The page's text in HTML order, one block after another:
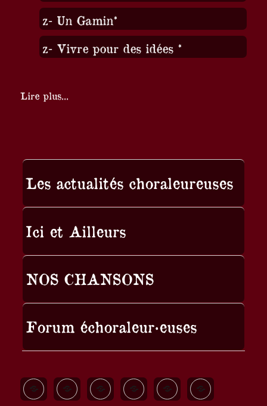
z- Un Gamin*
z- Vivre pour des idées *
Lire plus...
Les actualités choraleureuses
Ici et Ailleurs
NOS CHANSONS
Forum échoraleur·euses
Quand Les
Nos
A
Allez
Bella